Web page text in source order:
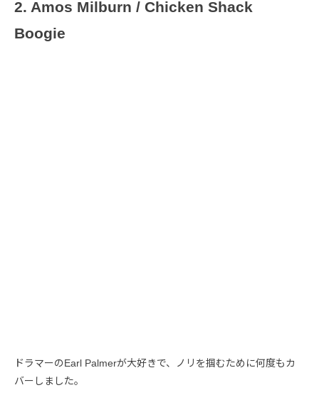
2. Amos Milburn / Chicken Shack
Boogie
ドラマーのEarl Palmerが大好きで、ノリを掴むために何度もカ
バーしました。